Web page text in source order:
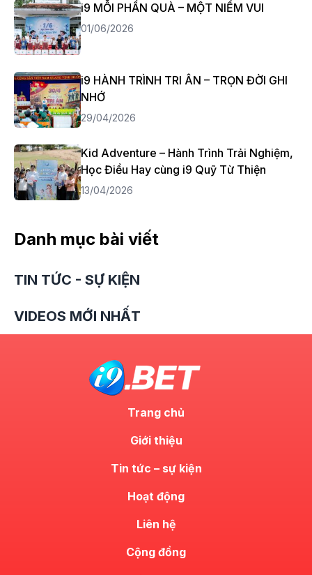
i9 MỖI PHẦN QUÀ – MỘT NIỀM VUI
01/06/2026
i9 HÀNH TRÌNH TRI ÂN – TRỌN ĐỜI GHI
NHỚ
29/04/2026
Kid Adventure – Hành Trình Trải Nghiệm,
Học Điều Hay cùng i9 Quỹ Từ Thiện
13/04/2026
Danh mục bài viết
TIN TỨC - SỰ KIỆN
VIDEOS MỚI NHẤT
Trang chủ
Giới thiệu
Tin tức – sự kiện
Hoạt động
Liên hệ
Cộng đồng